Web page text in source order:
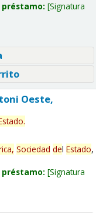
Signatura
Oeste,
.
Sociedad del Estado,
Signatura